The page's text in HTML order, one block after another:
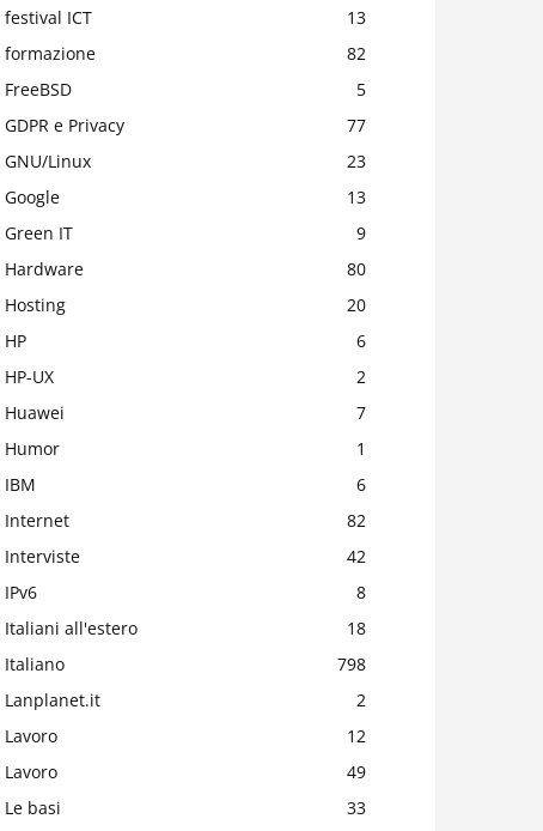
festival ICT
13
formazione
82
FreeBSD
5
GDPR e Privacy
77
GNU/Linux
23
Google
13
Green IT
9
Hardware
80
Hosting
20
HP
6
HP-UX
2
Huawei
7
Humor
1
IBM
6
Internet
82
Interviste
42
IPv6
8
Italiani all'estero
18
Italiano
798
Lanplanet.it
2
Lavoro
12
Lavoro
49
Le basi
33